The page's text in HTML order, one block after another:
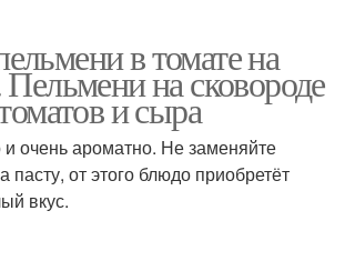
в томате на
Пельмени на сковороде
и сыра
очень ароматно. Не заменяйте
от этого блюдо приобретёт
вкус.